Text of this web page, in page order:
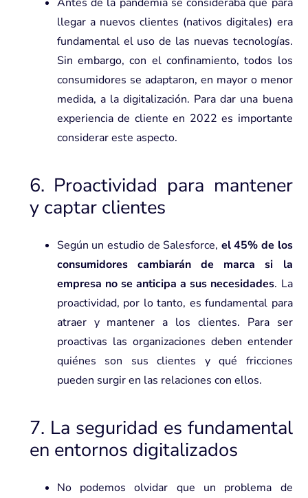
llegar a nuevos clientes (nativos digitales) era
fundamental el uso de las nuevas tecnologías.
Sin embargo, con el confinamiento, todos los
consumidores se adaptaron, en mayor o menor
medida, a ladigitalización. Para dar una buena
experiencia de cliente en 2022 es importante
considerar este aspecto.
6. Proactividad para mantener
y captar clientes
Según un estudio de Salesforce, el 45% de los
consumidores cambiarán de marca si la
empresa no se anticipa a sus necesidades. La
proactividad, por lo tanto, es fundamental para
atraer y mantener a los clientes. Para ser
proactivas las organizaciones deben entender
quiénes son sus clientes y qué fricciones
pueden surgir en las relaciones con ellos.
7. La seguridad es fundamental
en entornos digitalizados
No podemos olvidar que un problema de